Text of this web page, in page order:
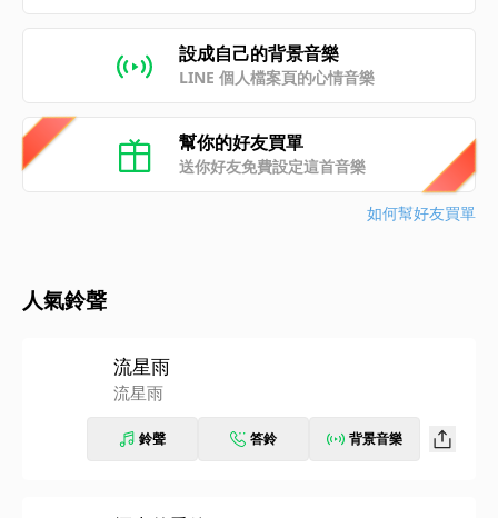
設成自己的背景音樂
LINE 個人檔案頁的心情音樂
幫你的好友買單
送你好友免費設定這首音樂
如何幫好友買單
人氣鈴聲
流星雨
流星雨
鈴聲 答鈴 背景音樂